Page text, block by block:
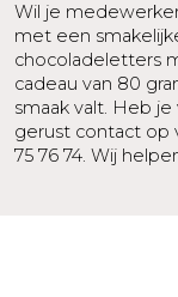
Wil je
met een
chocoladeletters
cadeau van 80
smaak valt. Heb
gerust contact op
75 76 74. Wij